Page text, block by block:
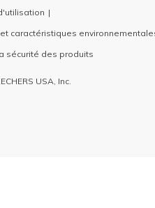
caractéristiques
sécurité des produits
USA, Inc.